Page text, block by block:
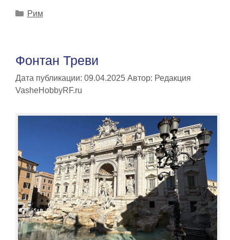
Рубрики
Рим
Фонтан Треви
Дата публикации: 09.04.2025 Автор: Редакция
VasheHobbyRF.ru